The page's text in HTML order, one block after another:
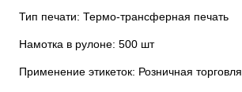
Тип печати: Термо-трансферная печать
Намотка в рулоне: 500 шт
Применение этикеток: Розничная